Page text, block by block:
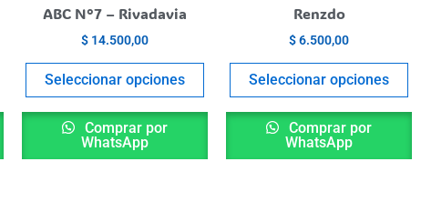
ABC N°7 – Rivadavia
$ 14.500,00
Seleccionar opciones
producto
Comprar por
WhatsApp
Renzdo
$6.500,00
Seleccionar opciones
Comprar por
WhatsApp